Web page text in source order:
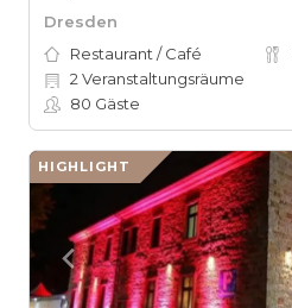
Dresden
Restaurant / Café
2 Veranstaltungsräume
80 Gäste
HIGHLIGHT